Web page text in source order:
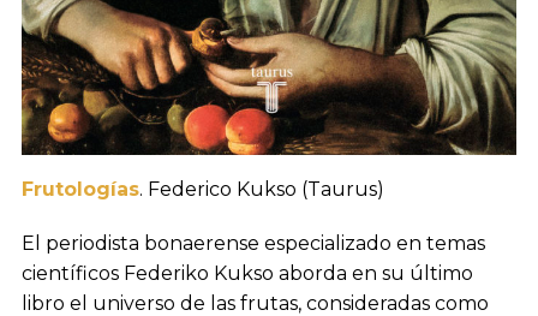
Frutologías. Federico Kukso (Taurus)
El periodista bonaerense especializado en temas
científicos Federiko Kukso aborda en su último
libro el universo de las frutas, consideradas como